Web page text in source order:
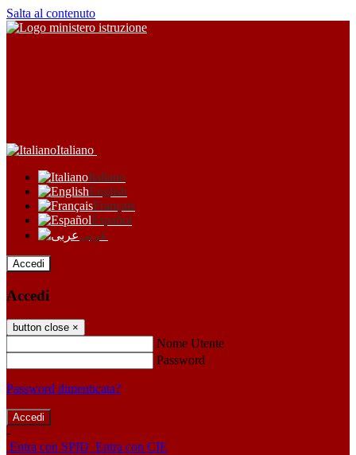
Salta al contenuto
Italiano
Italiano
English
Français
Español
عربى
Accedi
Accedi
button close ×
Nome Utente
Password
Password dimenticata?
-
Entra con SPID Entra con CIE